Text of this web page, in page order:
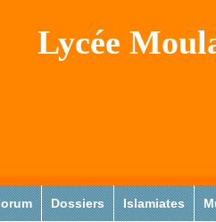
Lycée
Dossiers Islamiates